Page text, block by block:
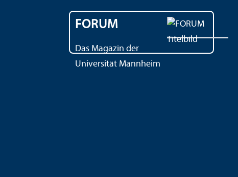
FORUM
Das Magazin der
Universität Mannheim